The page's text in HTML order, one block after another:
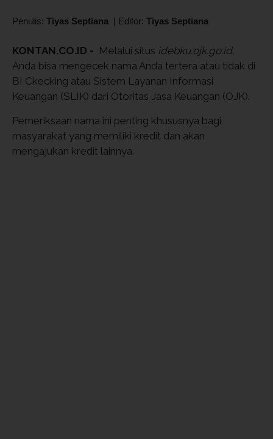
Penulis: Tiyas Septiana | Editor: Tiyas Septiana
KONTAN.CO.ID - Melalui situs idebku.ojk.go.id,
Anda bisa mengecek nama Anda tertera atau tidak di
BI Ckecking atau Sistem Layanan Informasi
Keuangan (SLIK) dari Otoritas Jasa Keuangan (OJK).
Pemeriksaan nama ini penting khususnya bagi
masyarakat yang memiliki kredit dan akan
mengajukan kredit lainnya.